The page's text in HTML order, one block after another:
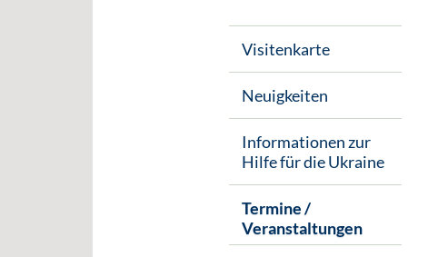
Visitenkarte
Neuigkeiten
Informationen zur
Hilfe für die Ukraine
Termine /
Veranstaltungen